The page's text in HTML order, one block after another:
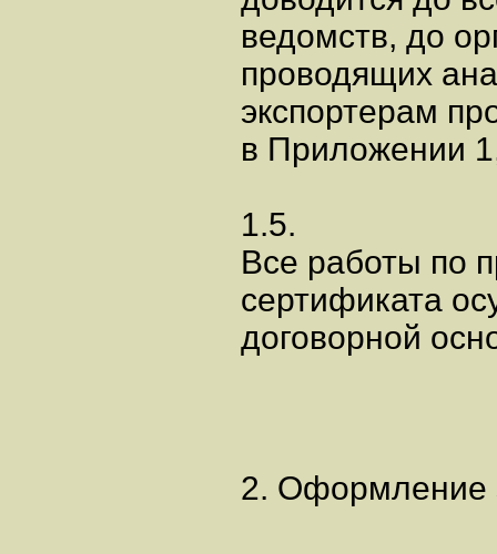
ведомств, до
проводящих
экспортерам
в Приложении
1.5.
Все работы по
сертификата
договорной
2. Оформление